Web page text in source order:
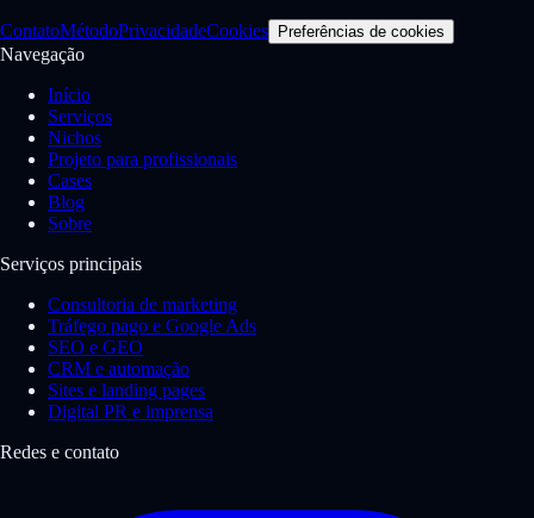
ContatoMétodoPrivacidadeCookies Preferências de cookies
Navegação
Início
Serviços
Nichos
Projeto para profissionais
Cases
Blog
Sobre
Serviços principais
Consultoria de marketing
Tráfego pago e Google Ads
SEO e GEO
CRM e automação
Sites e landing pages
Digital PR e imprensa
Redes e contato